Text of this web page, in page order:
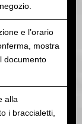
e l’orario
mostra
documento
alla
i braccialetti,